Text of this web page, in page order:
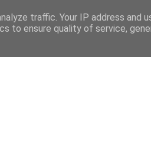
traffic. Your IP address and
to ensure quality of service,